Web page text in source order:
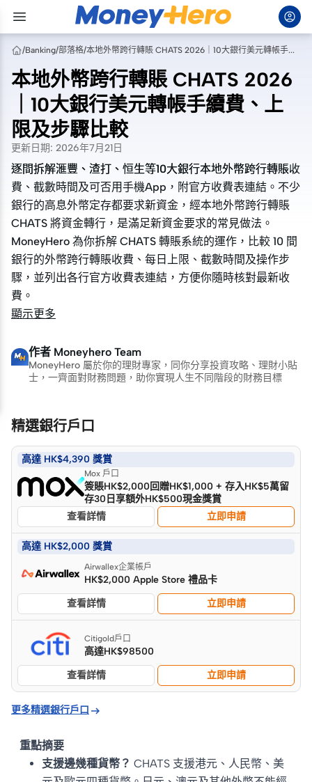
/Banking/部落格/ 本地外幣跨行轉賬 CHATS 2026｜10大銀行美元轉帳手續費、上限及步驟比較
本地外幣跨行轉賬 CHATS 2026
｜10大銀行美元轉帳手續費、上
限及步驟比較
更新日期: 2026年7月21日
逐間拆解滙豐、渣打、恒生等10大銀行本地外幣跨行轉賬收
費、截數時間及可否用手機App，附官方收費表連結。不少
銀行的高息外幣定存都要求新資金，經本地外幣跨行轉賬
CHATS 將資金轉行，是滿足新資金要求的常見做法。
MoneyHero 為你拆解 CHATS 轉賬系統的運作，比較 10 間
銀行的外幣跨行轉賬收費、每日上限、截數時間及操作步
驟，並列出各行官方收費表連結，方便你隨時核對最新收
費。
逐間拆解滙豐、渣打、恒生等10大銀行本地外幣跨行轉賬收
費、截數時間及可否用手機App，附官方收費表連結。不少
銀行的高息外幣定存都要求新資金，經本地外幣跨行轉賬
CHATS 將資金轉行，是滿足新資金要求的常見做法。
MoneyHero 為你拆解 CHATS 轉賬系統的運作，比較 10 間
銀行的外幣跨行轉賬收費、每日上限、截數時間及操作步
驟，並列出各行官方收費表連結，方便你隨時核對最新收
費。
顯示更多
作者 Moneyhero Team
MoneyHero 屬於你的理財專家，同你分享投資攻略、理財小貼
士，一齊面對財務問題，助你實現人生不同階段的財務目標
精選銀行戶口
高達 HK$4,390 獎賞
Mox 戶口
簽賬HK$2,000回贈HK$1,000 + 存入HK$5萬留
存30日享額外HK$500現金獎賞
查看詳情
立即申請
高達 HK$2,000 獎賞
Airwallex企業帳戶
HK$2,000 Apple Store 禮品卡
查看詳情
立即申請
Citigold戶口
高達HK$98500
查看詳情
立即申請
更多精選銀行戶口 
重點摘要
支援邊幾種貨幣？ CHATS 支援港元、人民幣、美